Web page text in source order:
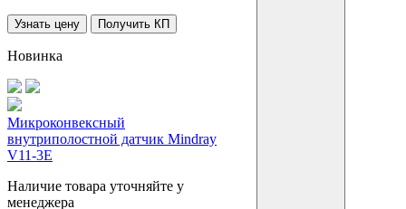
Узнать цену Получить КП
Новинка
Микроконвексный
внутриполостной датчик Mindray
V11-3E
Наличие товара уточняйте у
менеджера